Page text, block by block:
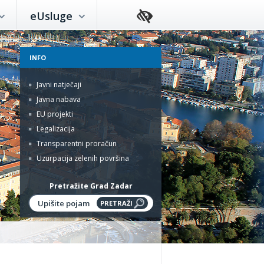
eUsluge
INFO
Javni natječaji
Javna nabava
EU projekti
Legalizacija
Transparentni proračun
Uzurpacija zelenih površina
Pretražite Grad Zadar